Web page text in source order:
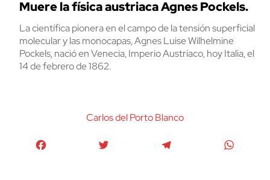
Muere la física austriaca Agnes Pockels.
La científica pionera en el campo de la tensión superficial
molecular y las monocapas, Agnes Luise Wilhelmine
Pockels, nació en Venecia, Imperio Austríaco, hoy Italia, el
14 de febrero de 1862.
Carlos del Porto Blanco